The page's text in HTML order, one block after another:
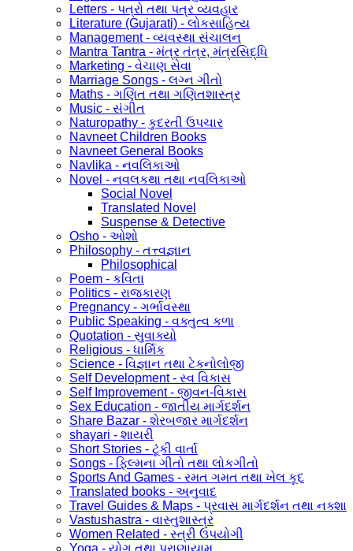
Letters - પત્રો તથા પત્ર વ્યવહાર
Literature (Gujarati) - લોકસાહિત્ય
Management - વ્યવસ્થા સંચાલન
Mantra Tantra - મંત્ર તંત્ર, મંત્રસિદ્ધિ
Marketing - વેચાણ સેવા
Marriage Songs - લગ્ન ગીતો
Maths - ગણિત તથા ગણિતશાસ્ત્ર
Music - સંગીત
Naturopathy - કુદરતી ઉપચાર
Navneet Children Books
Navneet General Books
Navlika - નવલિકાઓ
Novel - નવલકથા તથા નવલિકાઓ
Social Novel
Translated Novel
Suspense & Detective
Osho - ઓશો
Philosophy - તત્ત્વજ્ઞાન
Philosophical
Poem - કવિતા
Politics - રાજકારણ
Pregnancy - ગર્ભાવસ્થા
Public Speaking - વક્તુત્વ કળા
Quotation - સુવાક્યો
Religious - ધાર્મિક
Science - વિજ્ઞાન તથા ટેકનોલોજી
Self Development - સ્વ વિકાસ
Self Improvement - જીવન-વિકાસ
Sex Education - જાતીય માર્ગદર્શન
Share Bazar - શેરબજાર માર્ગદર્શન
shayari - શાયરી
Short Stories - ટૂંકી વાર્તા
Songs - ફિલ્મના ગીતો તથા લોકગીતો
Sports And Games - રમત ગમત તથા ખેલ કૂદ
Translated books - અનુવાદ
Travel Guides & Maps - પ્રવાસ માર્ગદર્શન તથા નક્શા
Vastushastra - વાસ્તુશાસ્ત્ર
Women Related - સ્ત્રી ઉપયોગી